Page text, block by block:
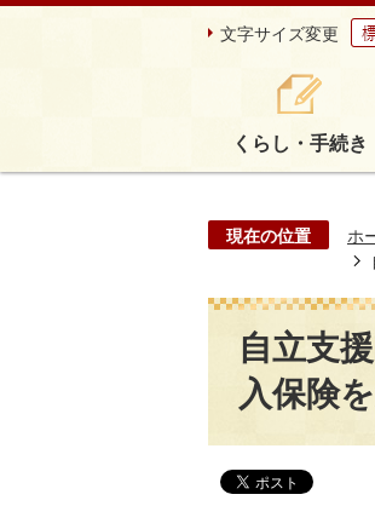
文字サイズ変更
くらし・手続き
現在の位置 ホ
自立支
入保険